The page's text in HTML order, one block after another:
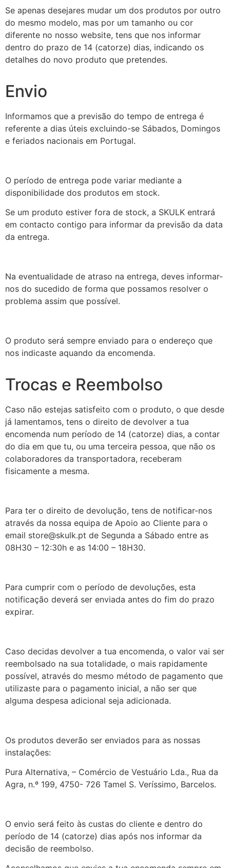
Se apenas desejares mudar um dos produtos por outro
do mesmo modelo, mas por um tamanho ou cor
diferente no nosso website, tens que nos informar
dentro do prazo de 14 (catorze) dias, indicando os
detalhes do novo produto que pretendes.
Envio
Informamos que a previsão do tempo de entrega é
referente a dias úteis excluindo-se Sábados, Domingos
e feriados nacionais em Portugal.
O período de entrega pode variar mediante a
disponibilidade dos produtos em stock.
Se um produto estiver fora de stock, a SKULK entrará
em contacto contigo para informar da previsão da data
da entrega.
Na eventualidade de atraso na entrega, deves informar-
nos do sucedido de forma que possamos resolver o
problema assim que possível.
O produto será sempre enviado para o endereço que
nos indicaste aquando da encomenda.
Trocas e Reembolso
Caso não estejas satisfeito com o produto, o que desde
já lamentamos, tens o direito de devolver a tua
encomenda num período de 14 (catorze) dias, a contar
do dia em que tu, ou uma terceira pessoa, que não os
colaboradores da transportadora, receberam
fisicamente a mesma.
Para ter o direito de devolução, tens de notificar-nos
através da nossa equipa de Apoio ao Cliente para o
email store@skulk.pt de Segunda a Sábado entre as
08H30 – 12:30h e as 14:00 – 18H30.
Para cumprir com o período de devoluções, esta
notificação deverá ser enviada antes do fim do prazo
expirar.
Caso decidas devolver a tua encomenda, o valor vai ser
reembolsado na sua totalidade, o mais rapidamente
possível, através do mesmo método de pagamento que
utilizaste para o pagamento inicial, a não ser que
alguma despesa adicional seja adicionada.
Os produtos deverão ser enviados para as nossas
instalações:
Pura Alternativa, – Comércio de Vestuário Lda., Rua da
Agra, n.º 199, 4750- 726 Tamel S. Veríssimo, Barcelos.
O envio será feito às custas do cliente e dentro do
período de 14 (catorze) dias após nos informar da
decisão de reembolso.